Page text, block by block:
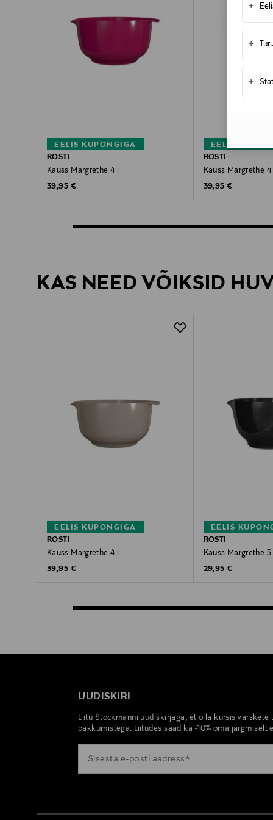
+
+
+
EELIS KUPONGIGA
ROSTI
Kauss Margrethe 4 l
Original Price
39,95 €
EELIS
ROSTI
Kauss Margrethe 4
Original Price
39,95 €
KAS NEED VÕIKSID
EELIS KUPONGIGA
ROSTI
Kauss Margrethe 4 l
Original Price
39,95 €
EELIS
ROSTI
Kauss Margrethe 3 l
Original Price
29,95 €
UUDISKIRI
Liitu Stockmanni uudiskirjaga, et olla kursis värskete
pakkumistega. Liitudes saad ka -10% oma järgmiselt